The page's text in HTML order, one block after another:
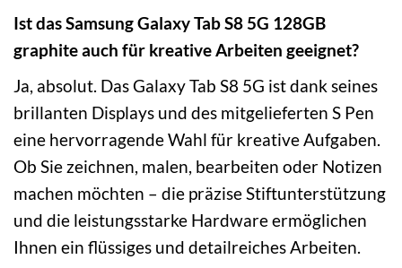
Ist das Samsung Galaxy Tab S8 5G 128GB
graphite auch für kreative Arbeiten geeignet?
Ja, absolut. Das Galaxy Tab S8 5G ist dank seines
brillanten Displays und des mitgelieferten S Pen
eine hervorragende Wahl für kreative Aufgaben.
Ob Sie zeichnen, malen, bearbeiten oder Notizen
machen möchten – die präzise Stiftunterstützung
und die leistungsstarke Hardware ermöglichen
Ihnen ein flüssiges und detailreiches Arbeiten.